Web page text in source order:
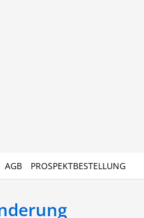
AGB PROSPEKTBESTELLUNG